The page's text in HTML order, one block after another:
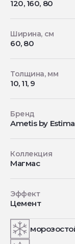
120, 160, 80
Ширина, см
60, 80
Толщина, мм
10, 11, 9
Бренд
Ametis by Estima
Коллекция
Магмас
Эффект
Цемент